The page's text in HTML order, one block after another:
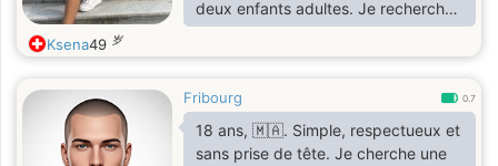
deux enfants adultes. Je recherche
un partenaire pour une relation
sérieuse et durable.
Ksena49 岁
Fribourg 0.7
18 ans, 🇲🇦. Simple, respectueux et
sans prise de tête. Je cherche une